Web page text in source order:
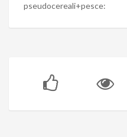
pseudocereali+pesce: